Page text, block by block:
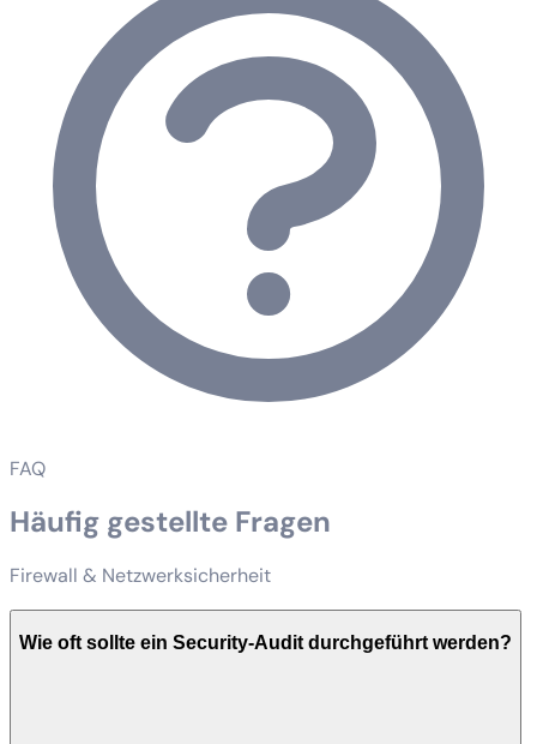
FAQ
Häufig gestellte Fragen
Firewall & Netzwerksicherheit
Wie oft sollte ein Security-Audit durchgeführt werden?